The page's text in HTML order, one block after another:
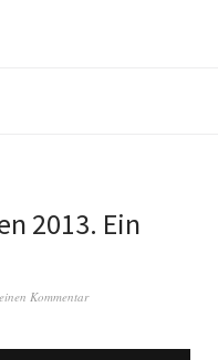
2013. Ein
Kommentar